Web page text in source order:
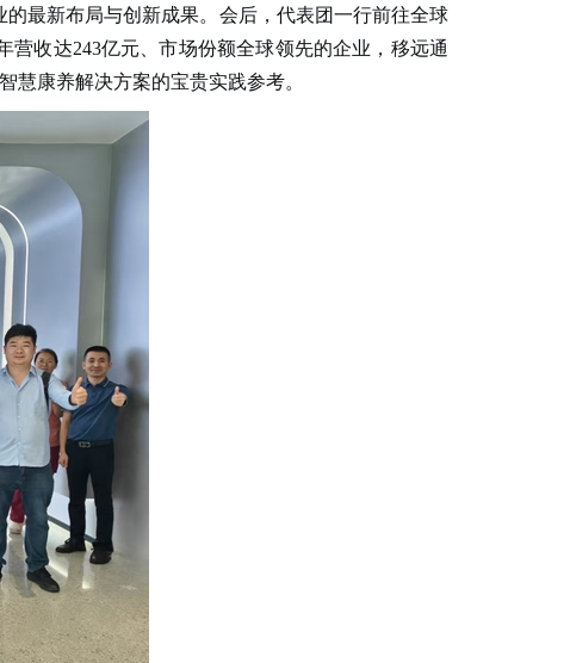
最新布局与创新成果。 会后，代表团一行前往全球
营收达243亿元、市场份额全球领先的企业，移远通
慧康养解决方案的宝贵实践参考。